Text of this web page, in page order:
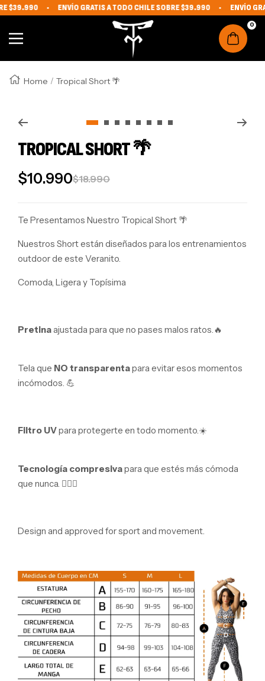
IR DIRECTAMENTE AL CONTENIDO
$39.990 ENVÍO GRATIS A TODO CHILE SOBRE $39.990 ENVÍO
Navigation
The Monkey Fit 0
Home Tropical Short 🌴
TROPICAL SHORT 🌴
SALE PRICE
$10.990REGULAR PRICE
$18.990
Te Presentamos Nuestro Tropical Short 🌴
Nuestros Short están diseñados para los entrenamientos
outdoor de este Veranito.
Comoda, Ligera y Topísima
Pretina ajustada para que no pases malos ratos.🔥
Tela que NO transparentapara evitar esos momentos
incómodos. 💪
Filtro UVpara protegerte en todo momento.☀️
Tecnología compresivapara que estés más cómoda
que nunca. 🤸🏼‍♂️
Design and approved for sport and movement.